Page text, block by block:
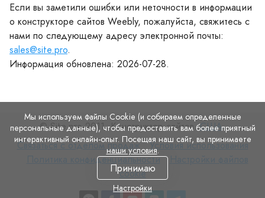
Если вы заметили ошибки или неточности в информации
о конструкторе сайтов Weebly, пожалуйста, свяжитесь с
нами по следующему адресу электронной почты:
sales@site.pro.
Информация обновлена: 2026-07-28.
© Site.pro 2011. Конструктор сайтов.США.
Связаться
Связаться с отделом продаж
Условия
использования
Условия использования
конфиденциальности
Политика конфиденциальности
cookie
Мы используем файлы Cookie (и собираем определенные
персональные данные), чтобы предоставить вам более приятный
интерактивный онлайн-опыт. Посещая наш сайт, вы принимаете
наши условия.
Принимаю
Настройки